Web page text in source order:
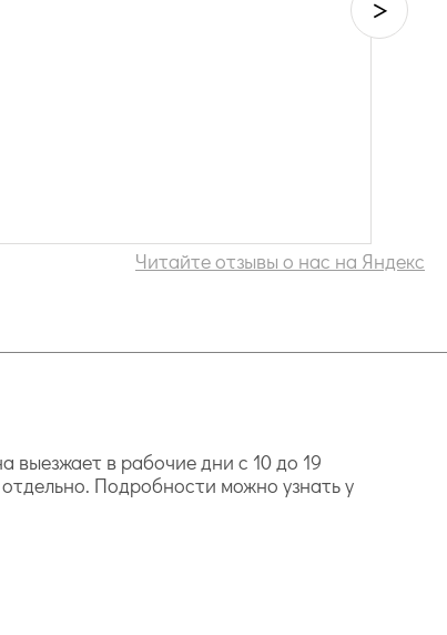
Читайте отзывы о нас на Яндекс
в рабочие дни с 10 до 19
Подробности можно узнать у